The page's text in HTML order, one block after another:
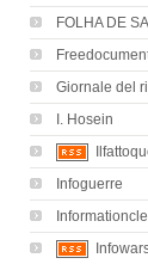
FOLHA DE
Giornale del
I. Hosein
Infoguerre